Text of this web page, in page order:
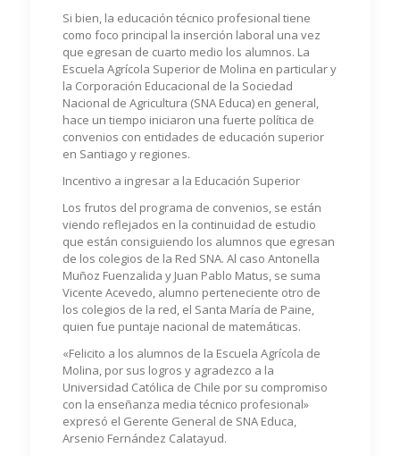
Si bien, la educación técnico profesional tiene
como foco principal la inserción laboral una vez
que egresan de cuarto medio los alumnos. La
Escuela Agrícola Superior de Molina en particular y
la Corporación Educacional de la Sociedad
Nacional de Agricultura (SNA Educa) en general,
hace un tiempo iniciaron una fuerte política de
convenios con entidades de educación superior
en Santiago y regiones.
Incentivo a ingresar a la Educación Superior
Los frutos del programa de convenios, se están
viendo reflejados en la continuidad de estudio
que están consiguiendo los alumnos que egresan
de los colegios de la Red SNA. Al caso Antonella
Muñoz Fuenzalida y Juan Pablo Matus, se suma
Vicente Acevedo, alumno perteneciente otro de
los colegios de la red, el Santa María de Paine,
quien fue puntaje nacional de matemáticas.
«Felicito a los alumnos de la Escuela Agrícola de
Molina, por sus logros y agradezco a la
Universidad Católica de Chile por su compromiso
con la enseñanza media técnico profesional»
expresó el Gerente General de SNA Educa,
Arsenio Fernández Calatayud.